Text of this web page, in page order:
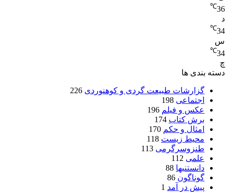
36
℃
د
34
℃
س
34
℃
چ
دسته بندی ها
گزارشات طبیعت گردی و کوهنوردی 226
اجتماعی 198
عکس و فیلم 196
برش کتاب 174
امثال و حکم 170
محیط زیست 118
طنزوسرگرمی 113
علمی 112
دانستنیها 88
گوناگون 86
پیش در آمد 1